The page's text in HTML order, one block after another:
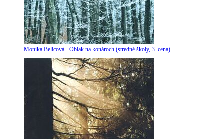
Monika Belicová - Oblak na konároch (stredné školy, 3. cena)